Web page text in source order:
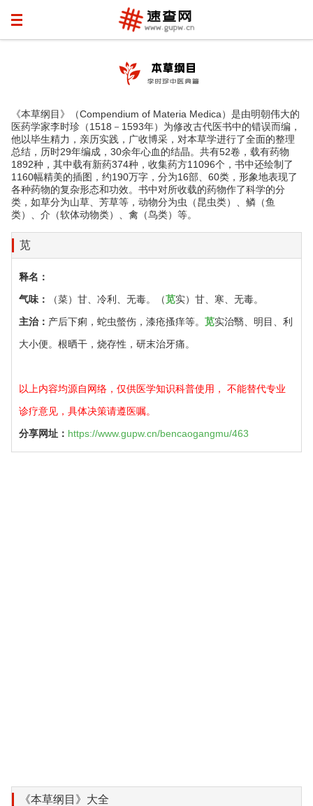
《本草纲目》（Compendium of Materia Medica）是由明朝伟大的
医药学家李时珍（1518－1593年）为修改古代医书中的错误而编，
他以毕生精力，亲历实践，广收博采，对本草学进行了全面的整理
总结，历时29年编成，30余年心血的结晶。共有52卷，载有药物
1892种，其中载有新药374种，收集药方11096个，书中还绘制了
1160幅精美的插图，约190万字，分为16部、60类，形象地表现了
各种药物的复杂形态和功效。书中对所收载的药物作了科学的分
类，如草分为山草、芳草等，动物分为虫（昆虫类）、鳞（鱼
类）、介（软体动物类）、禽（鸟类）等。
苋
释名：
气味：
（菜）甘、冷利、无毒。（苋实）甘、寒、无毒。
主治： 产后下痢，蛇虫螫伤，漆疮搔痒等。 苋实治翳、明目、利
大小便。根晒干，烧存性，研末治牙痛。
以上内容均源自网络，仅供医学知识科普使用， 不能替代专业
诊疗意见，具体决策请遵医嘱。
分享网址： https://www.gupw.cn/bencaogangmu/463
《本草纲目》大全